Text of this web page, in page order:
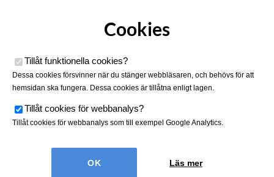
Smalspårsarkivet drivs av
Tjustbygdens Järnvägsförening
Cookies
Tillåt funktionella cookies?
Dessa cookies försvinner när du stänger webbläsaren, och behövs för att
hemsidan ska fungera. Dessa cookies är tillåtna enligt lagen.
Tillåt cookies för webbanalys?
Tillåt cookies för webbanalys som till exempel Google Analytics.
Läs mer